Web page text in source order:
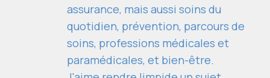
assurance, mais aussi soins du
quotidien, prévention, parcours de
soins, professions médicales et
paramédicales, et bien-être.